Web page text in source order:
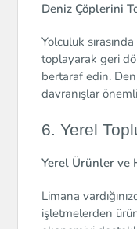
Deniz Çöplerini
Yolculuk
toplayarak geri
bertaraf edin.
davranışlar
6. Yerel
Yerel Ürünler ve
Limana
işletmelerden